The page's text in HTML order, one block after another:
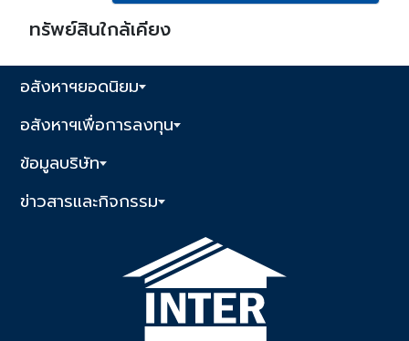
ทรัพย์สินใกล้เคียง
อสังหาฯยอดนิยม
อสังหาฯเพื่อการลงทุน
ข้อมูลบริษัท
ข่าวสารและกิจกรรม